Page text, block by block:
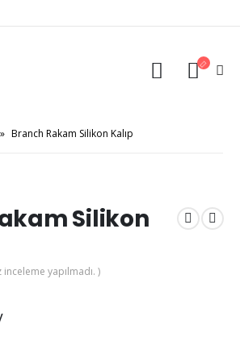
» Branch Rakam Silikon Kalıp
Silikon
inceleme yapılmadı. )